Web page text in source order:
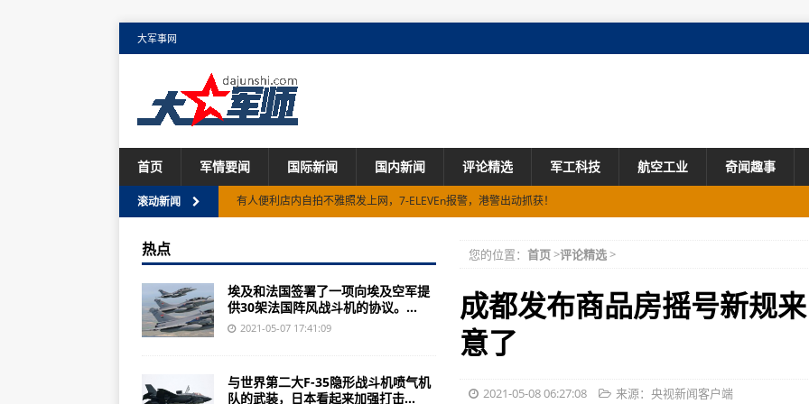
大军事网
首页 军情要闻 国际新闻 国内新闻 评论精选 军工科技 航空工业 奇闻趣事
滚动新闻
有人便利店内自拍不雅照发上网，7-ELEVEn报警，港警出动抓获！
破获特大贩毒案！云南警方查获毒品7.78公斤 收缴毒资35万元
尽量少在户外停留！明天白天北京还有大风
观演人次超600万 票房收入8.6亿元！演出市场晒出“五一”成绩单
金融监管机构约谈网络平台企业有利净化互联网金融生态
上海：沙尘开始影响本市，目前空气质量严重污染，预计明天下午转良
您的位置： 首页>评论精选>
成都发布商品房摇号新规
意了
2021-05-08 06:27:08 来源：央视新闻客户端
热点
埃及和法国签署了一项向埃及空军提
供30架法国阵风战斗机的协议。...
2021-05-07 17:41:09
与世界第二大F-35隐形战斗机喷气机
队的武装，日本看起来加强打击...